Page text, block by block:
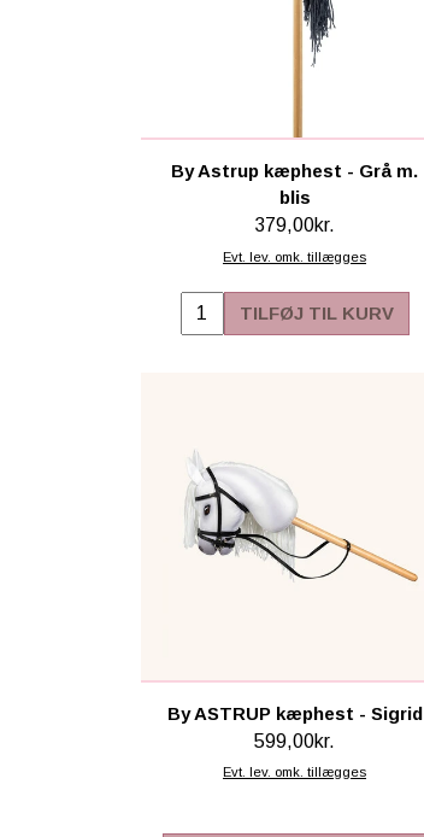
By Astrup kæphest - Grå m.
blis
379,00kr.
Evt. lev. omk. tillægges
TILFØJ TIL KURV
By ASTRUP kæphest - Sigrid
599,00kr.
Evt. lev. omk. tillægges